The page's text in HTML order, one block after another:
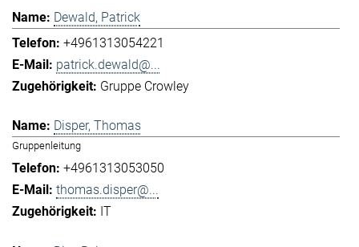
Dewald, Patrick
+4961313054221
patrick.dewald@...
Gruppe Crowley
Disper, Thomas
Gruppenleitung
+4961313053050
thomas.disper@...
IT